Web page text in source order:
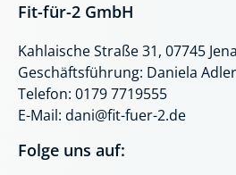
Fit-für-2 GmbH
Kahlaische Straße 31, 07745 Jena
Geschäftsführung: Daniela Adler
Telefon: 0179 7719555
E-Mail: dani@fit-fuer-2.de
Folge uns auf: